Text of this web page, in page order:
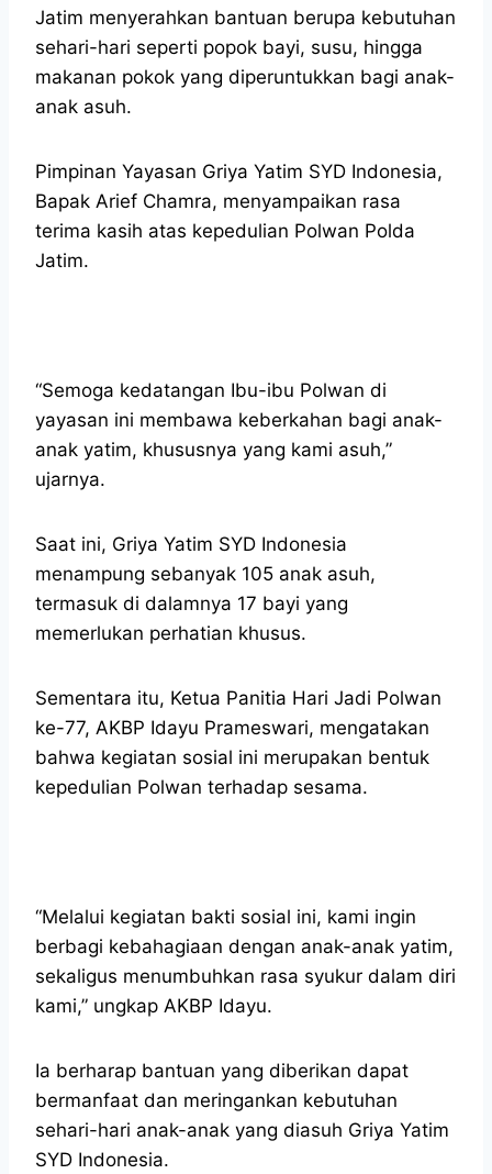
Jatim menyerahkan bantuan berupa kebutuhan
sehari-hari seperti popok bayi, susu, hingga
makanan pokok yang diperuntukkan bagi anak-
anak asuh.
Pimpinan Yayasan Griya Yatim SYD Indonesia,
Bapak Arief Chamra, menyampaikan rasa
terima kasih atas kepedulian Polwan Polda
Jatim.
“Semoga kedatangan Ibu-ibu Polwan di
yayasan ini membawa keberkahan bagi anak-
anak yatim, khususnya yang kami asuh,”
ujarnya.
Saat ini, Griya Yatim SYD Indonesia
menampung sebanyak 105 anak asuh,
termasuk di dalamnya 17 bayi yang
memerlukan perhatian khusus.
Sementara itu, Ketua Panitia Hari Jadi Polwan
ke-77, AKBP Idayu Prameswari, mengatakan
bahwa kegiatan sosial ini merupakan bentuk
kepedulian Polwan terhadap sesama.
“Melalui kegiatan bakti sosial ini, kami ingin
berbagi kebahagiaan dengan anak-anak yatim,
sekaligus menumbuhkan rasa syukur dalam diri
kami,” ungkap AKBP Idayu.
Ia berharap bantuan yang diberikan dapat
bermanfaat dan meringankan kebutuhan
sehari-hari anak-anak yang diasuh Griya Yatim
SYD Indonesia.